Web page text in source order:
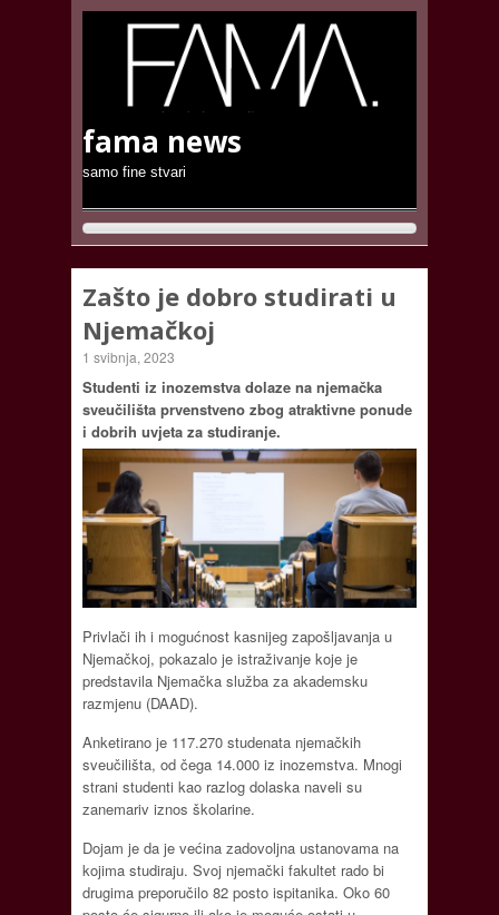
fama news
samo fine stvari
Zašto je dobro studirati u
Njemačkoj
1 svibnja, 2023
Studenti iz inozemstva dolaze na njemačka
sveučilišta prvenstveno zbog atraktivne ponude
i dobrih uvjeta za studiranje.
Privlači ih i mogućnost kasnijeg zapošljavanja u
Njemačkoj, pokazalo je istraživanje koje je
predstavila Njemačka služba za akademsku
razmjenu (DAAD).
Anketirano je 117.270 studenata njemačkih
sveučilišta, od čega 14.000 iz inozemstva. Mnogi
strani studenti kao razlog dolaska naveli su
zanemariv iznos školarine.
Dojam je da je većina zadovoljna ustanovama na
kojima studiraju. Svoj njemački fakultet rado bi
drugima preporučilo 82 posto ispitanika. Oko 60